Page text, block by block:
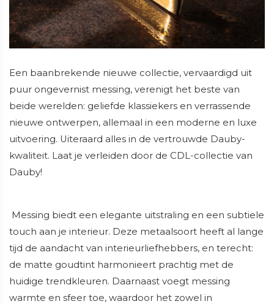
Een baanbrekende nieuwe collectie, vervaardigd uit
puur ongevernist messing, verenigt het beste van
beide werelden: geliefde klassiekers en verrassende
nieuwe ontwerpen, allemaal in een moderne en luxe
uitvoering. Uiteraard alles in de vertrouwde Dauby-
kwaliteit. Laat je verleiden door de CDL-collectie van
Dauby!
Messing biedt een elegante uitstraling en een subtiele
touch aan je interieur. Deze metaalsoort heeft al lange
tijd de aandacht van interieurliefhebbers, en terecht:
de matte goudtint harmonieert prachtig met de
huidige trendkleuren. Daarnaast voegt messing
warmte en sfeer toe, waardoor het zowel in